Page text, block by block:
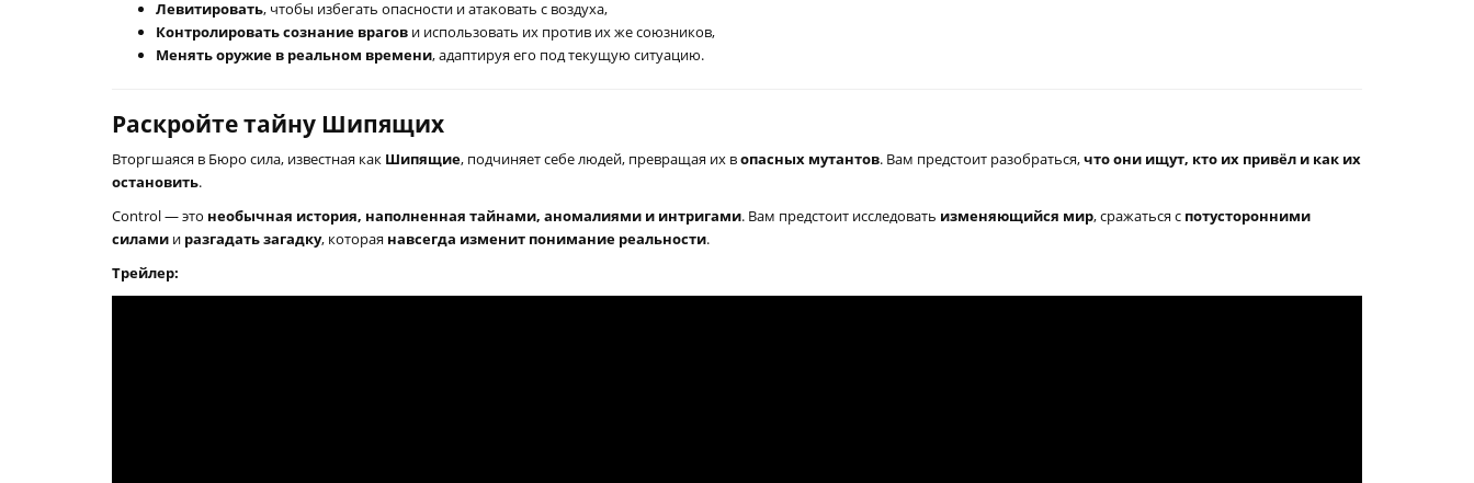
Левитировать, чтобы избегать опасности и атаковать с воздуха,
Контролировать сознание врагов и использовать их против их же союзников,
Менять оружие в реальном времени, адаптируя его под текущую ситуацию.
Раскройте тайну Шипящих
Вторгшаяся в Бюро сила, известная как Шипящие, подчиняет себе людей, превращая их вопасных мутантов. Вам предстоит разобраться,что они ищут, кто их привёл и как их
остановить.
Control — это необычная история, наполненная тайнами, аномалиями и интригами. Вам предстоит исследовать изменяющийся мир, сражаться с потусторонними
силами и разгадать загадку, которая навсегда изменит понимание реальности.
Трейлер: